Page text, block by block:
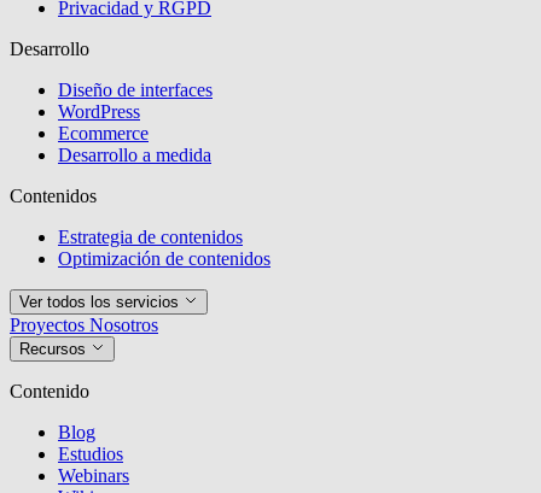
Privacidad y RGPD
Desarrollo
Diseño de interfaces
WordPress
Ecommerce
Desarrollo a medida
Contenidos
Estrategia de contenidos
Optimización de contenidos
Ver todos los servicios
Proyectos Nosotros
Recursos
Contenido
Blog
Estudios
Webinars